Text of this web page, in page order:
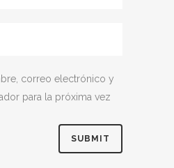
correo electrónico y
para la próxima vez